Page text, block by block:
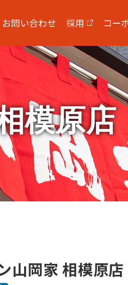
お問い合わせ 採用 コー
模原店
山岡家 相模原店